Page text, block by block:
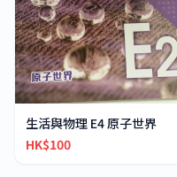
生活與物理 E4 原子世界
HK$100